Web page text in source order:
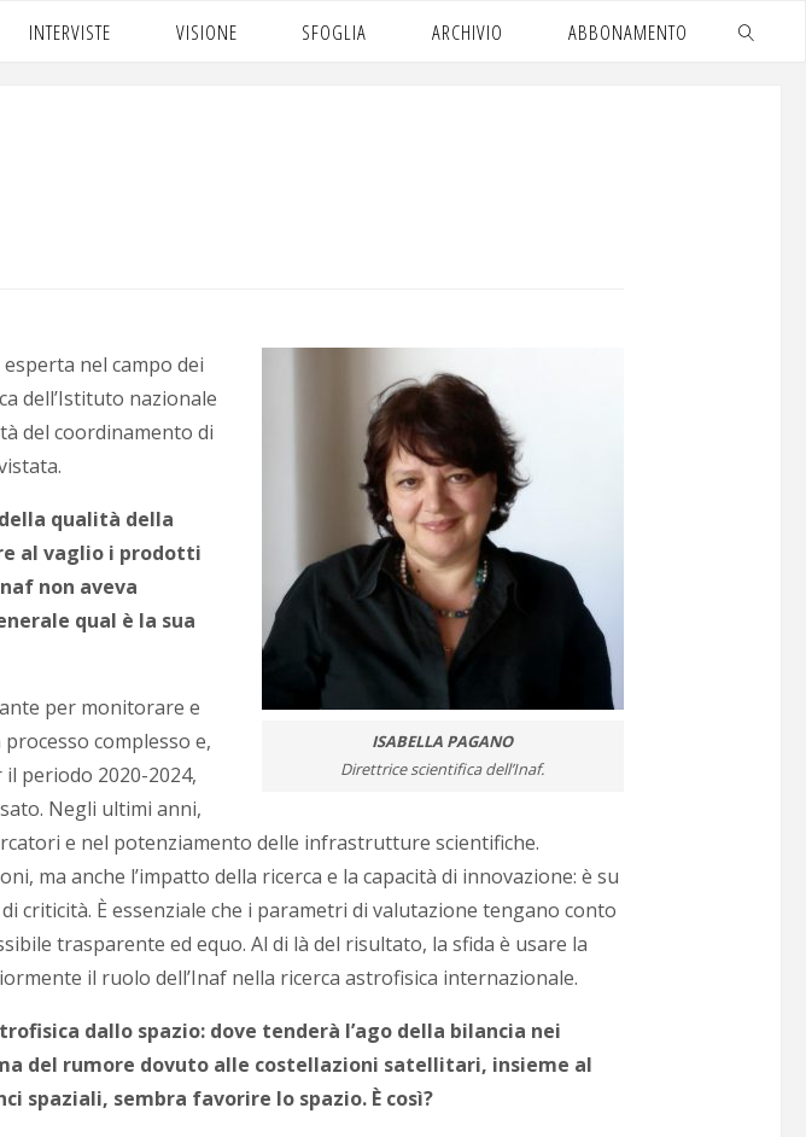
INTERVISTE VISIONE SFOGLIA ARCHIVIO ABBONAMENTO
ISABELLA PAGANO
Direttrice scientifica dell’Inaf.
nel campo dei
dell’Istituto nazionale
del coordinamento di
qualità della
al vaglio i prodotti
non aveva
qual è la sua
per monitorare e
complesso e,
il periodo 2020-2024,
Negli ultimi anni,
e nel potenziamento delle infrastrutture scientifiche.
ma anche l’impatto della ricerca e la capacità di innovazione: è su
criticità. È essenziale che i parametri di valutazione tengano conto
trasparente ed equo. Al di là del risultato, la sfida è usare la
il ruolo dell’Inaf nella ricerca astrofisica internazionale.
dallo spazio: dove tenderà l’ago della bilancia nei
del rumore dovuto alle costellazioni satellitari, insieme al
spaziali, sembra favorire lo spazio. È così?